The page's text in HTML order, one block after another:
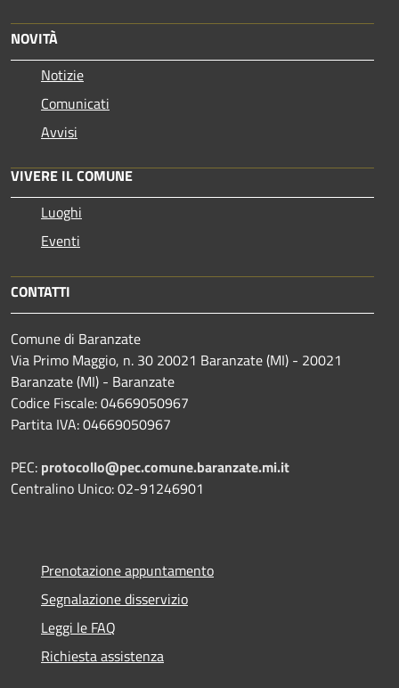
NOVITÀ
Notizie
Comunicati
Avvisi
VIVERE IL COMUNE
Luoghi
Eventi
CONTATTI
Comune di Baranzate
Via Primo Maggio, n. 30 20021 Baranzate (MI) - 20021
Baranzate (MI) - Baranzate
Codice Fiscale: 04669050967
Partita IVA: 04669050967
PEC: protocollo@pec.comune.baranzate.mi.it
Centralino Unico: 02-91246901
Prenotazione appuntamento
Segnalazione disservizio
Leggi le FAQ
Richiesta assistenza